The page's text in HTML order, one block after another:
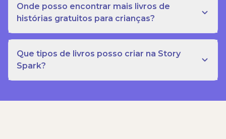
Onde posso encontrar mais livros de
histórias gratuitos para crianças?
Que tipos de livros posso criar na Story
Spark?